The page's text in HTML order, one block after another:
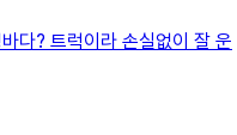
다? 트럭이라 손실없이 잘 운